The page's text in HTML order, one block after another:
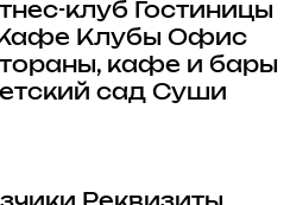
клуб
Гостиницы
Клубы Офис
кафе и бары
сад Суши